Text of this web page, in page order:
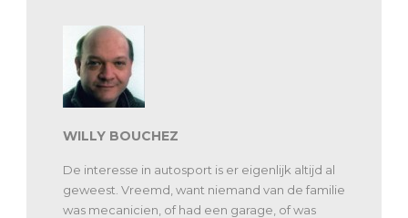
WILLY BOUCHEZ
De interesse in autosport is er eigenlijk altijd al
geweest. Vreemd, want niemand van de familie
was mecanicien, of had een garage, of was